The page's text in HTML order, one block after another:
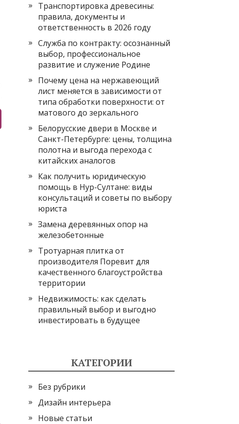
Транспортировка древесины:
правила, документы и
ответственность в 2026 году
Служба по контракту: осознанный
выбор, профессиональное
развитие и служение Родине
Почему цена на нержавеющий
лист меняется в зависимости от
типа обработки поверхности: от
матового до зеркального
Белорусские двери в Москве и
Санкт-Петербурге: цены, толщина
полотна и выгода перехода с
китайских аналогов
Как получить юридическую
помощь в Нур-Султане: виды
консультаций и советы по выбору
юриста
Замена деревянных опор на
железобетонные
Тротуарная плитка от
производителя Поревит для
качественного благоустройства
территории
Недвижимость: как сделать
правильный выбор и выгодно
инвестировать в будущее
КАТЕГОРИИ
Без рубрики
Дизайн интерьера
Новые статьи